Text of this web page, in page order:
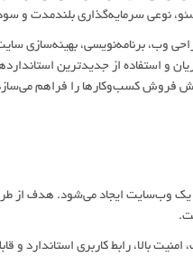
نوعی سرمایه‌گذاری بلندمدت و
وب، برنامه‌نویسی، بهینه‌سازی سایت
و استفاده از جدیدترین
فروش کسب‌وکارها را فراهم
یک وب‌سایت ایجاد می‌شود. هدف از
بالا، رابط کاربری استاندارد و